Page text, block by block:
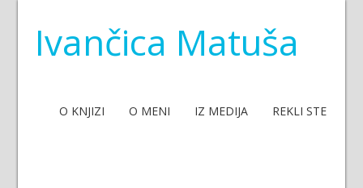
Ivančica Matuša
O KNJIZI O MENI IZ MEDIJA REKLI STE